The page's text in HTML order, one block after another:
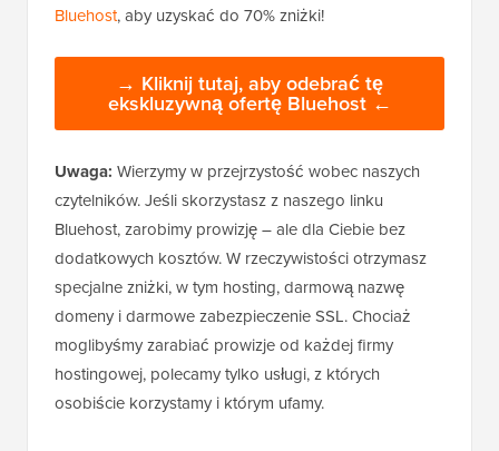
Bluehost, aby uzyskać do 70% zniżki!
→ Kliknij tutaj, aby odebrać tę
ekskluzywną ofertę Bluehost ←
Uwaga: Wierzymy w przejrzystość wobec naszych
czytelników. Jeśli skorzystasz z naszego linku
Bluehost, zarobimy prowizję – ale dla Ciebie bez
dodatkowych kosztów. W rzeczywistości otrzymasz
specjalne zniżki, w tym hosting, darmową nazwę
domeny i darmowe zabezpieczenie SSL. Chociaż
moglibyśmy zarabiać prowizje od każdej firmy
hostingowej, polecamy tylko usługi, z których
osobiście korzystamy i którym ufamy.